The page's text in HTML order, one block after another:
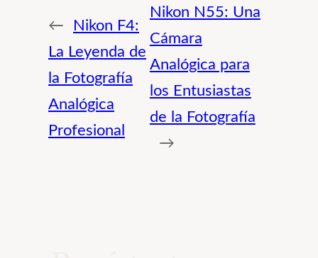
←
Nikon F4:
La Leyenda de
la Fotografía
Analógica
Profesional
Nikon N55: Una
Cámara
Analógica para
los Entusiastas
de la Fotografía
→